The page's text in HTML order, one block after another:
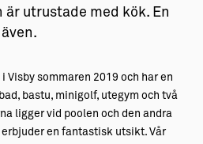
är utrustade med kök. En
Visby sommaren 2019 och har en
bastu, minigolf, utegym och två
ligger vid poolen och den andra
en fantastisk utsikt. Vår